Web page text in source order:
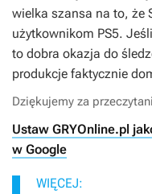
wielka szansa na to, że
użytkownikom PS5.
to dobra okazja do
produkcje faktycznie
Dziękujemy za
Ustaw GRYOnline.pl
w Google
WIĘCEJ: